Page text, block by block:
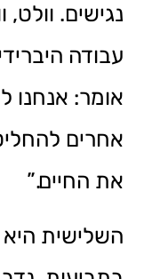
נגישים. וולט,
עבודה
אומר: אנחנו
אחרים
את החיים.”
השלישית